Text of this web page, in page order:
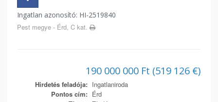
Ingatlan azonosító: HI-2519840
Pest megye - Érd, C kat.
190 000 000 Ft (519 126 €)
Hirdetés feladója: Ingatlaniroda
Pontos cím: Érd